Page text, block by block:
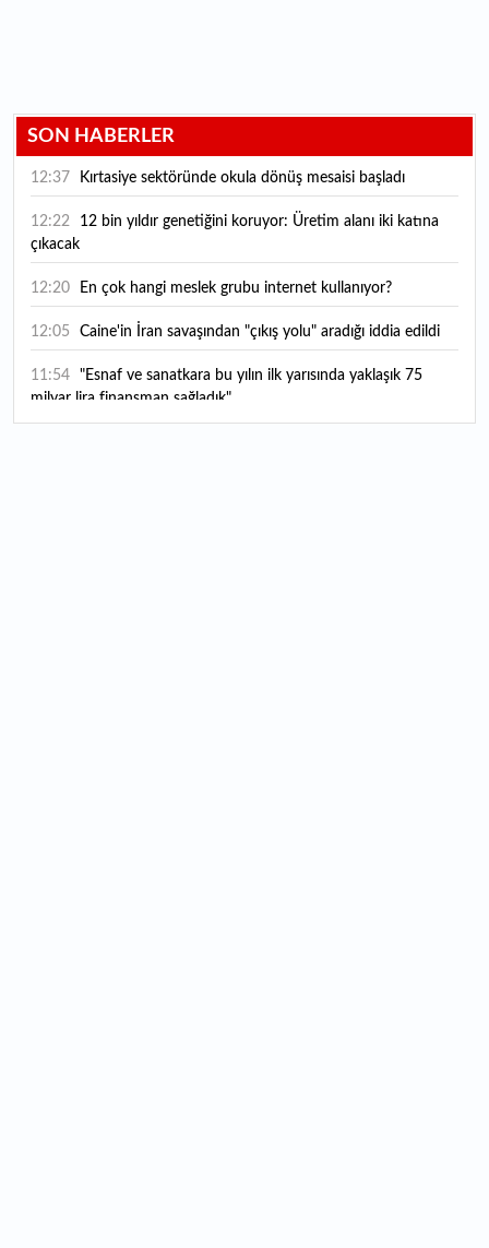
SON HABERLER
12:37 Kırtasiye sektöründe okula dönüş mesaisi başladı
12:22
çıkacak
12:20 En çok hangi meslek grubu internet kullanıyor?
12:05 Caine'in İran savaşından "çıkış yolu" aradığı iddia edildi
11:54
milyar lira finansman sağladık"